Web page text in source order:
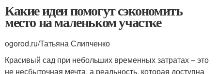
Какие идеи помогут сэкономить
место на маленьком участке
ogorod.ru/Татьяна Слипченко
Красивый сад при небольших временных затратах – это
не несбыточная мечта, а реальность, которая доступна